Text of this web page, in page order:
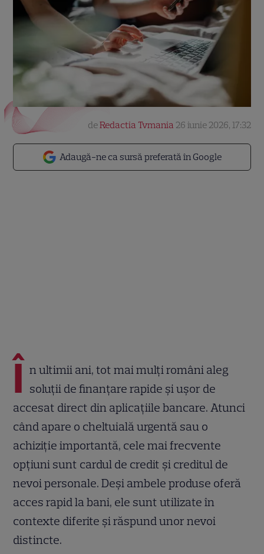
Adaugă-ne ca sursă preferată în Google
deRedactia Tvmania 26 iunie 2026, 17:32
Î n ultimii ani, tot mai mulți români aleg
soluții de finanțare rapide și ușor de
accesat direct din aplicațiile bancare. Atunci
când apare o cheltuială urgentă sau o
achiziție importantă, cele mai frecvente
opțiuni sunt cardul de credit și creditul de
nevoi personale. Deși ambele produse oferă
acces rapid la bani, ele sunt utilizate în
contexte diferite și răspund unor nevoi
distincte.